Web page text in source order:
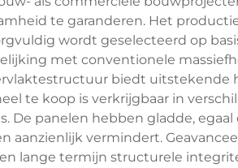
te garanderen. Het
wordt geselecteerd op
met conventionele
biedt uitstekende
te koop is verkrijgbaar in
De panelen hebben gladde,
aanzienlijk vermindert.
lange termijn structurele